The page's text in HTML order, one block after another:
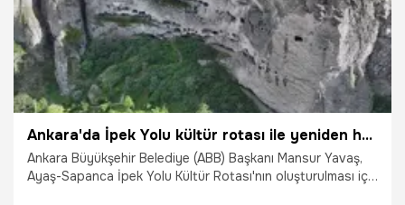
Ankara'da İpek Yolu kültür rotası ile yeniden hayat buluyor
Ankara Büyükşehir Belediye (ABB) Başkanı Mansur Yavaş,
Ayaş-Sapanca İpek Yolu Kültür Rotası'nın oluşturulması için